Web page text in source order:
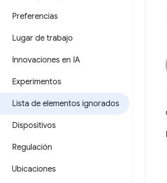
Preferencias
Lugar de trabajo
Innovaciones en IA
Experimentos
Lista de elementos ignorados
Dispositivos
Regulación
Ubicaciones